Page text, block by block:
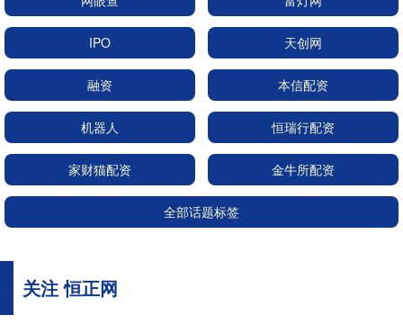
IPO 天创网
融资 本信配资
机器人 恒瑞行配资
家财猫配资 金牛所配资
全部话题标签
关注 恒正网